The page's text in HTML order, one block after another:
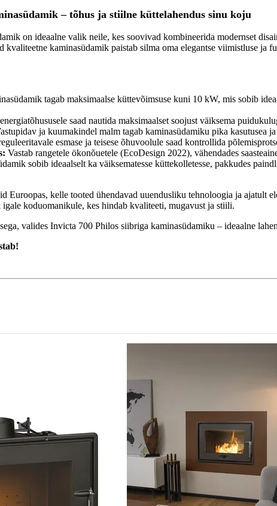
CO tase (13% O2):
Halu pikkus:
Klaasi kuju:
Kütus:
Garantii:
VÄHEM
– tõhus ja stiilne küttelahendus sinu koju
on ideaalne valik neile, kes soovivad kombineerida modernset
kvaliteetne kaminasüdamik paistab silma oma elegantse viimistluse ja
tagab maksimaalse küttevõimsuse kuni 10 kW, mis sobib
saad nautida maksimaalset soojust väiksema
ja kuumakindel malm tagab kaminasüdamiku pika kasutusea
esmase ja teisese õhuvoolule saad kontrollida
Vastab rangetele ökonõuetele (EcoDesign 2022), vähendades
sobib ideaalselt ka väiksematesse küttekolletesse, pakkudes
Euroopas, kelle tooted ühendavad uuendusliku tehnoloogia ja ajatult
koduomanikule, kes hindab kvaliteeti, mugavust ja stiili.
valides Invicta 700 Philos siibriga kaminasüdamiku – ideaalne